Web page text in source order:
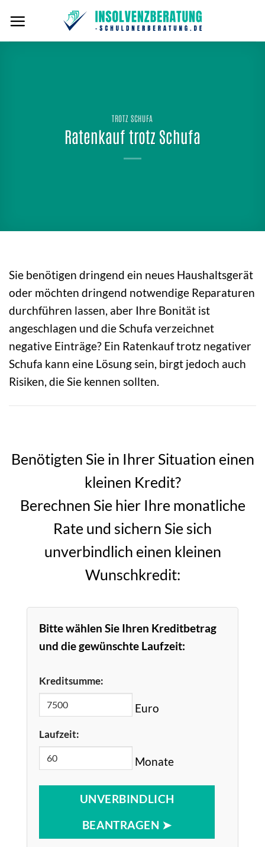
Inhalt
springen
TROTZ SCHUFA
Ratenkauf trotz Schufa
Sie benötigen dringend ein neues Haushaltsgerät
oder möchten dringend notwendige Reparaturen
durchführen lassen, aber Ihre Bonität ist
angeschlagen und die Schufa verzeichnet
negative Einträge? Ein Ratenkauf trotz negativer
Schufa kann eine Lösung sein, birgt jedoch auch
Risiken, die Sie kennen sollten.
Benötigten Sie in Ihrer Situation einen
kleinen Kredit?
Berechnen Sie hier Ihre monatliche
Rate und sichern Sie sich
unverbindlich einen kleinen
Wunschkredit:
Bitte wählen Sie Ihren Kreditbetrag
und die gewünschte Laufzeit:
Kreditsumme:
Euro
Laufzeit:
Monate
UNVERBINDLICH
BEANTRAGEN ➤